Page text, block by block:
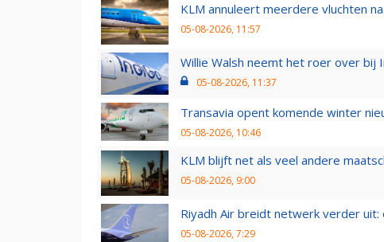
KLM annuleert meerdere vluchten
05-08-2026, 11:57
Willie Walsh neemt het roer over bij
05-08-2026, 11:37
Transavia opent komende winter
05-08-2026, 10:46
KLM blijft net als veel andere
05-08-2026, 9:00
Riyadh Air breidt netwerk verder
05-08-2026, 7:29